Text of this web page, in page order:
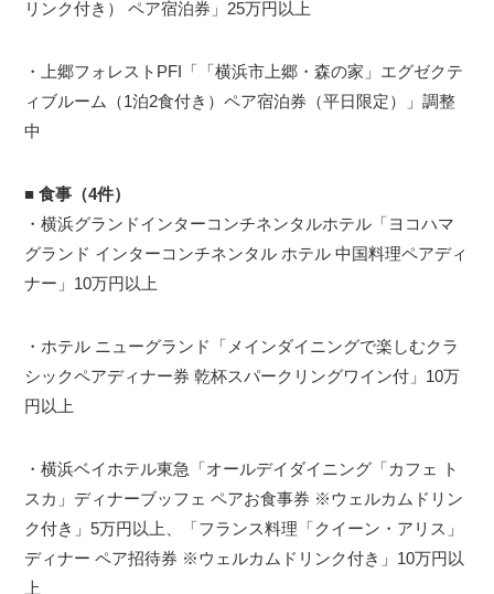
リンク付き） ペア宿泊券」25万円以上
・上郷フォレストPFI「「横浜市上郷・森の家」エグゼクテ
ィブルーム（1泊2食付き）ペア宿泊券（平日限定）」調整
中
■食事（4件）
・横浜グランドインターコンチネンタルホテル「ヨコハマ
グランド インターコンチネンタル ホテル 中国料理ペアディ
ナー」10万円以上
・ホテル ニューグランド「メインダイニングで楽しむクラ
シックペアディナー券 乾杯スパークリングワイン付」10万
円以上
・横浜ベイホテル東急「オールデイダイニング「カフェ ト
スカ」ディナーブッフェ ペアお食事券 ※ウェルカムドリン
ク付き」5万円以上、「フランス料理「クイーン・アリス」
ディナー ペア招待券 ※ウェルカムドリンク付き」10万円以
上